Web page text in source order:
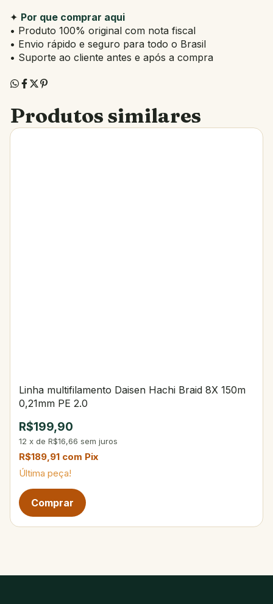
✦ Por que comprar aqui
• Produto 100% original com nota fiscal
• Envio rápido e seguro para todo o Brasil
• Suporte ao cliente antes e após a compra
Produtos similares
Linha multifilamento Daisen Hachi Braid 8X 150m
0,21mm PE 2.0
R$199,90
12 x de R$16,66 sem juros
R$189,91 com Pix
Última peça!